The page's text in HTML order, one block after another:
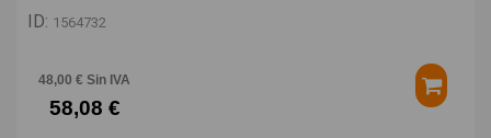
ID: 1564732
48,00 € Sin IVA
58,08 €